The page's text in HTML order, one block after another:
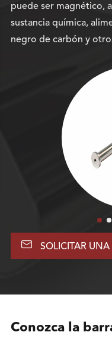
puede ser magnético,
sustancia química,
negro de carbón y
 SOLICITAR
Conozca la